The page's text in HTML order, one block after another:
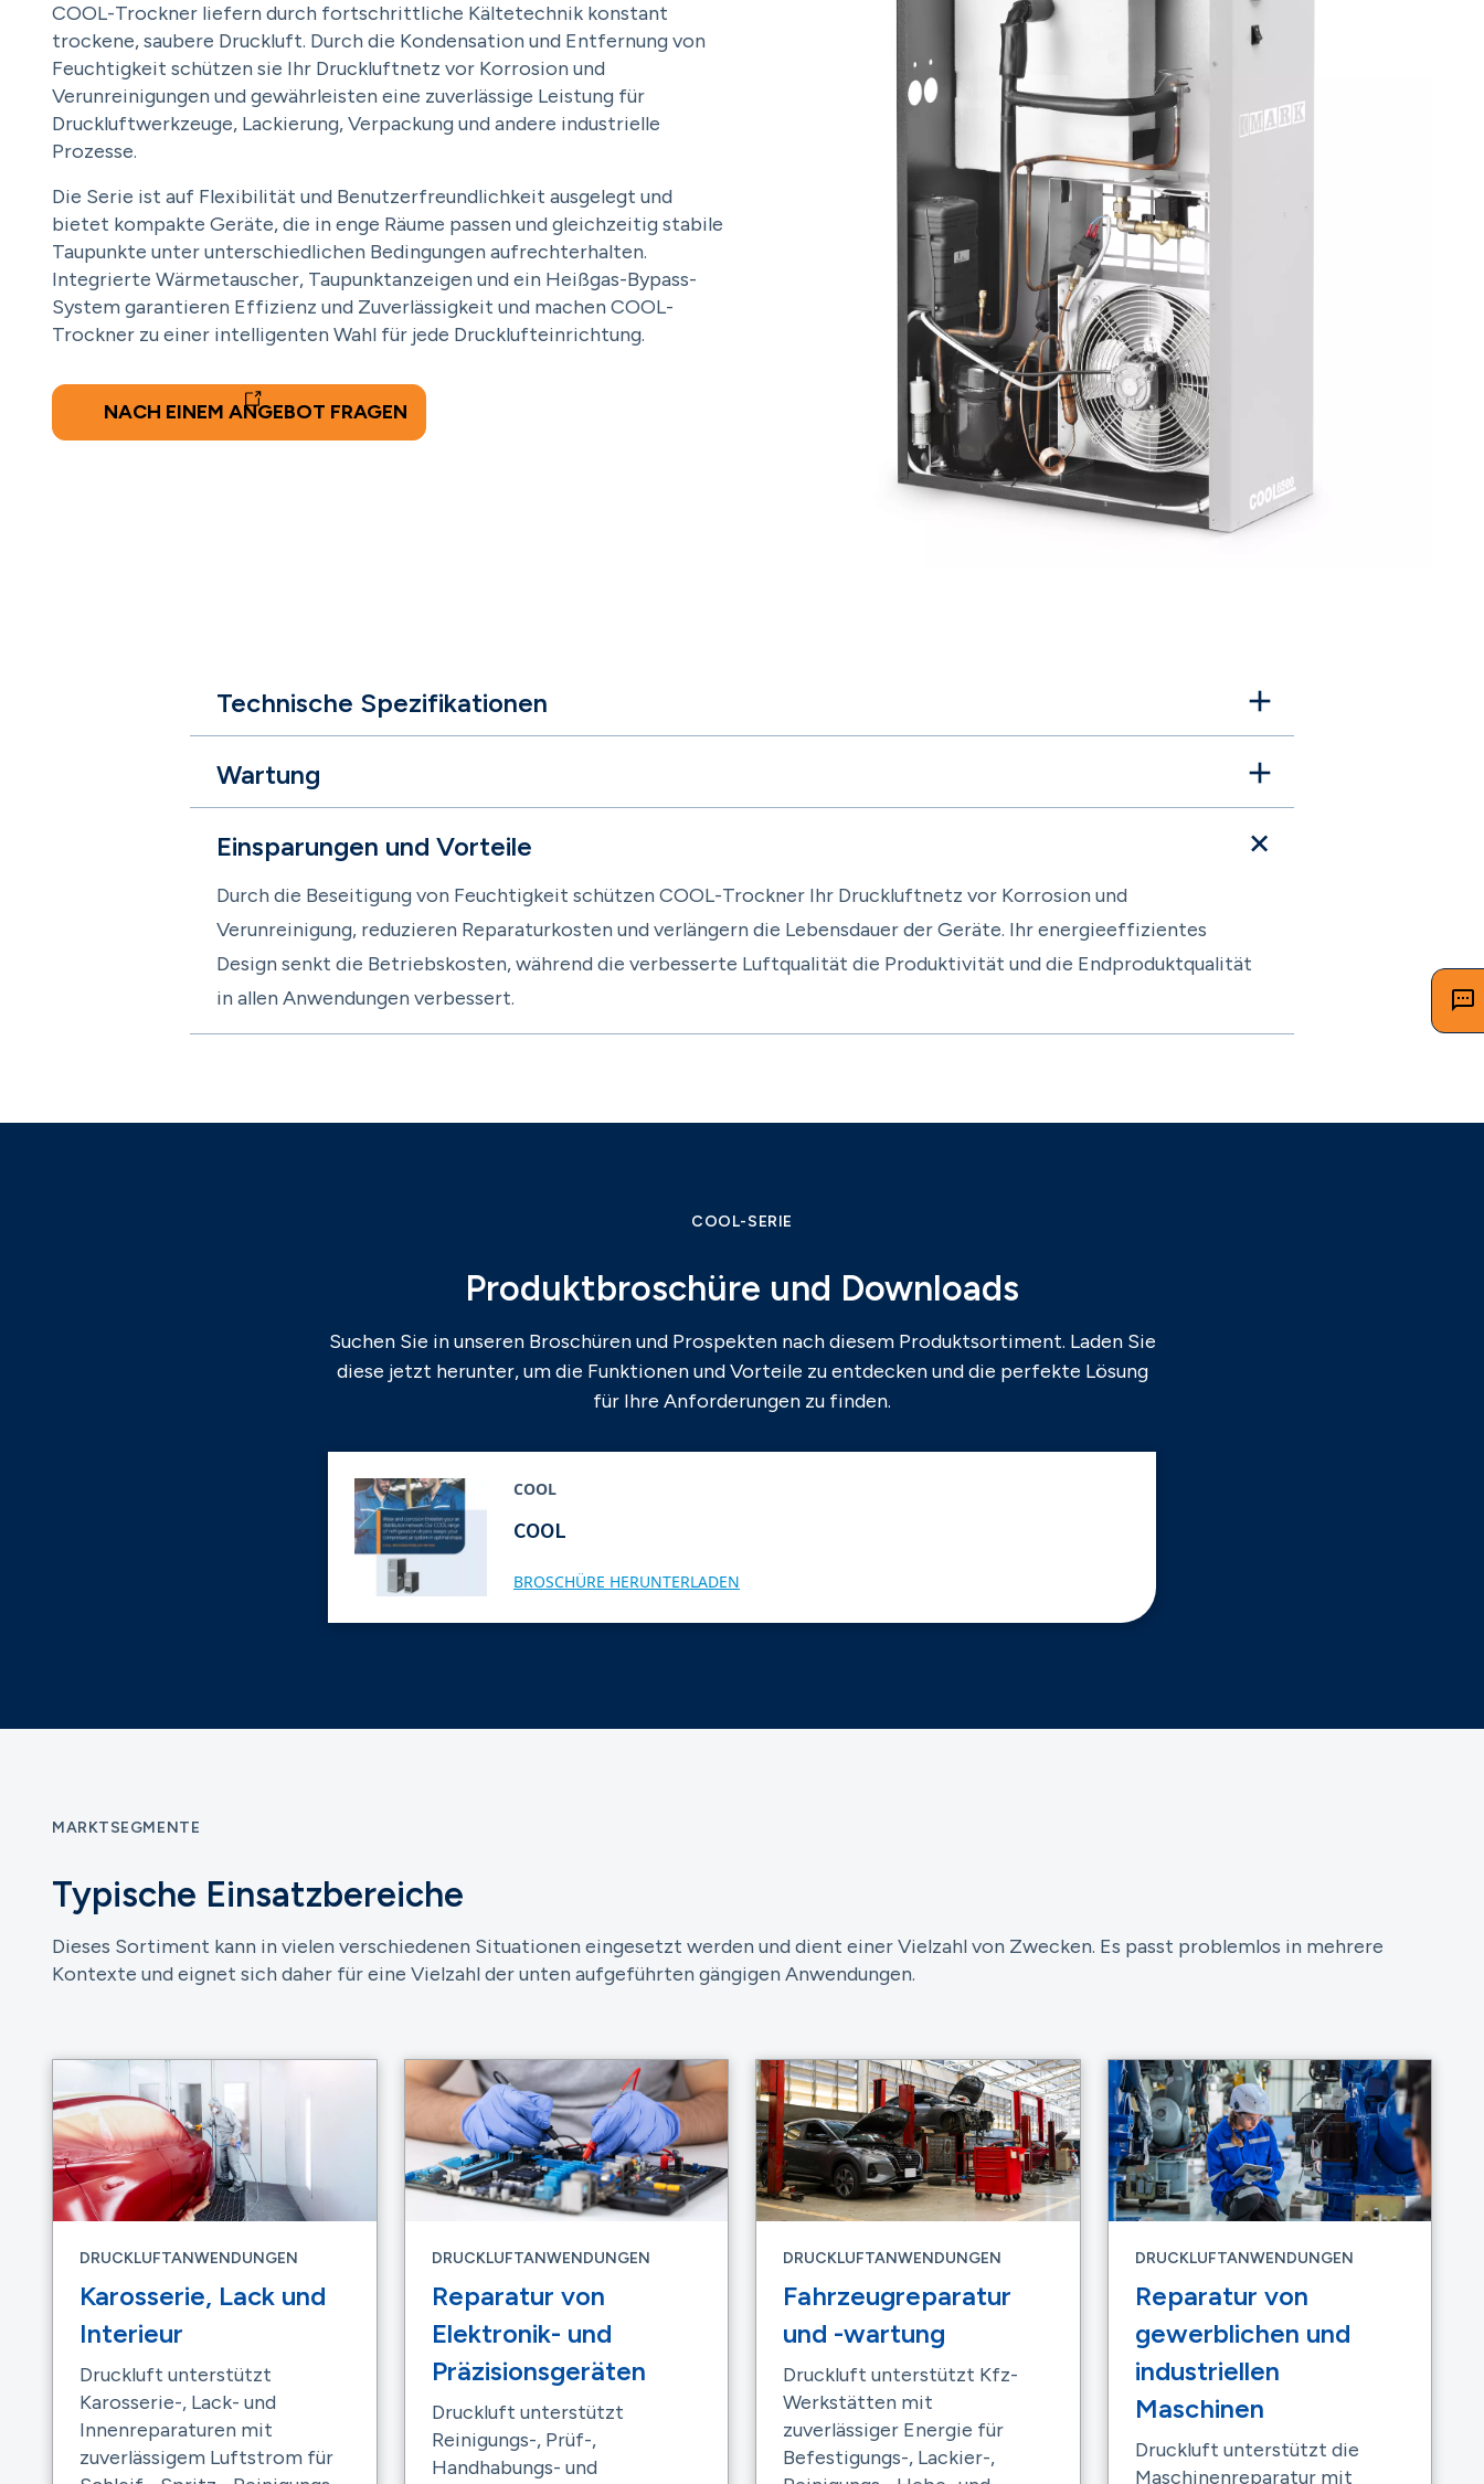
COOL-Trockner liefern durch fortschrittliche Kältetechnik konstant
trockene, saubere Druckluft. Durch die Kondensation und Entfernung von
Feuchtigkeit schützen sie Ihr Druckluftnetz vor Korrosion und
Verunreinigungen und gewährleisten eine zuverlässige Leistung für
Druckluftwerkzeuge, Lackierung, Verpackung und andere industrielle
Prozesse.
Die Serie ist auf Flexibilität und Benutzerfreundlichkeit ausgelegt und
bietet kompakte Geräte, die in enge Räume passen und gleichzeitig stabile
Taupunkte unter unterschiedlichen Bedingungen aufrechterhalten.
Integrierte Wärmetauscher, Taupunktanzeigen und ein Heißgas-Bypass-
System garantieren Effizienz und Zuverlässigkeit und machen COOL-
Trockner zu einer intelligenten Wahl für jede Drucklufteinrichtung.
NACH EINEM ANGEBOT FRAGEN
Technische Spezifikationen
Wartung
Einsparungen und Vorteile
Durch die Beseitigung von Feuchtigkeit schützen COOL-Trockner Ihr Druckluftnetz vor Korrosion und
Verunreinigung, reduzieren Reparaturkosten und verlängern die Lebensdauer der Geräte. Ihr energieeffizientes
Design senkt die Betriebskosten, während die verbesserte Luftqualität die Produktivität und die Endproduktqualität
in allen Anwendungen verbessert.
COOL-SERIE
Produktbroschüre und Downloads
Suchen Sie in unseren Broschüren und Prospekten nach diesem Produktsortiment. Laden Sie
diese jetzt herunter, um die Funktionen und Vorteile zu entdecken und die perfekte Lösung
für Ihre Anforderungen zu finden.
COOL
COOL
BROSCHÜRE HERUNTERLADEN
MARKTSEGMENTE
Typische Einsatzbereiche
Dieses Sortiment kann in vielen verschiedenen Situationen eingesetzt werden und dient einer Vielzahl von Zwecken. Es passt problemlos in mehrere
Kontexte und eignet sich daher für eine Vielzahl der unten aufgeführten gängigen Anwendungen.
DRUCKLUFTANWENDUNGEN
Karosserie, Lack und
Interieur
Druckluft unterstützt
Karosserie-, Lack- und
Innenreparaturen mit
zuverlässigem Luftstrom für
DRUCKLUFTANWENDUNGEN
Reparatur von
Elektronik- und
Präzisionsgeräten
Druckluft unterstützt
Reinigungs-, Prüf-,
Handhabungs- und
DRUCKLUFTANWENDUNGEN
Fahrzeugreparatur
und -wartung
Druckluft unterstützt Kfz-
Werkstätten mit
zuverlässiger Energie für
Befestigungs-, Lackier-,
DRUCKLUFTANWENDUNGEN
Reparatur von
gewerblichen und
industriellen
Maschinen
Druckluft unterstützt die
Maschinenreparatur mit